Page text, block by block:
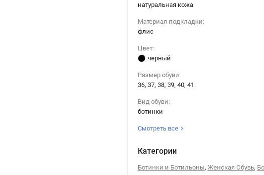
натуральная кожа
Материал подкладки:
флис
Цвет:
черный
Размер обуви:
36, 37, 38, 39, 40, 41
Вид обуви:
ботинки
Смотреть все
Категории
Ботинки и Ботильоны, Женская Обувь,